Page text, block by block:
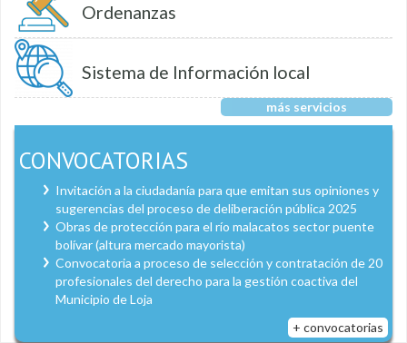
Ordenanzas
Sistema de Información local
más servicios
CONVOCATORIAS
Invitación a la ciudadanía para que emitan sus opiniones y
sugerencias del proceso de deliberación pública 2025
Obras de protección para el río malacatos sector puente
bolívar (altura mercado mayorista)
Convocatoria a proceso de selección y contratación de 20
profesionales del derecho para la gestión coactiva del
Municipio de Loja
+ convocatorias